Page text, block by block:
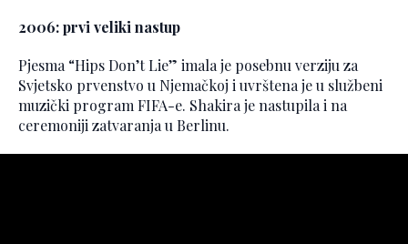
2006: prvi veliki nastup
Pjesma “Hips Don’t Lie” imala je posebnu verziju za
Svjetsko prvenstvo u Njemačkoj i uvrštena je u službeni
muzički program FIFA-e. Shakira je nastupila i na
ceremoniji zatvaranja u Berlinu.